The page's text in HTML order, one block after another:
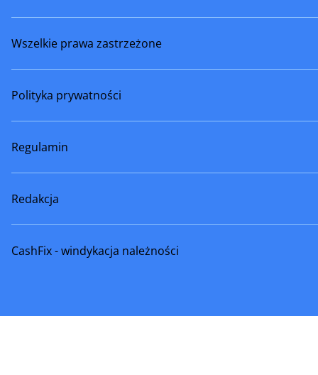
Wszelkie prawa zastrzeżone
Polityka prywatności
Regulamin
Redakcja
CashFix - windykacja należności